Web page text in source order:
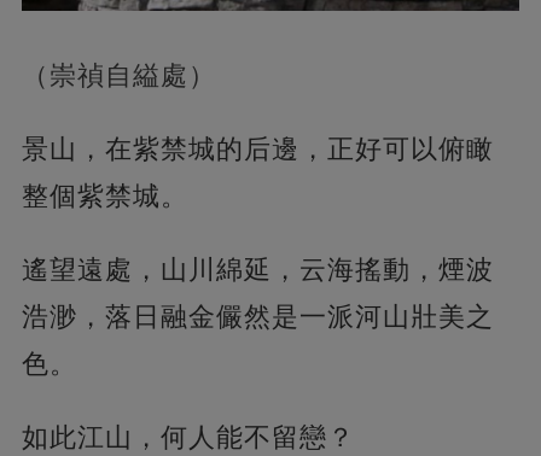
（崇禎自縊處）
景山，在紫禁城的后邊，正好可以俯瞰
整個紫禁城。
遙望遠處，山川綿延，云海搖動，煙波
浩渺，落日融金儼然是一派河山壯美之
色。
如此江山，何人能不留戀？